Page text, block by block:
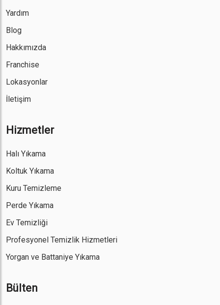
Yardım
Blog
Hakkımızda
Franchise
Lokasyonlar
İletişim
Hizmetler
Halı Yıkama
Koltuk Yıkama
Kuru Temizleme
Perde Yıkama
Ev Temizliği
Profesyonel Temizlik Hizmetleri
Yorgan ve Battaniye Yıkama
Bülten